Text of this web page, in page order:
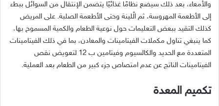
والأمعاء، بعد ذلك سيضع نظامًا غذائيًا يتضمن الإنتقال من السوائل ببطء
إلى الأطعمة المهروسة، ثم الّلينة وحتى الأطعمة الصلبة. على المريض
كذلك التقيد ببعض التعليمات حول نوعية الطعام والكمية المسموح بها،
كما ينبغي تناول مكملات الفيتامينات والمعادن، بما في ذلك الفيتامينات
المتعددة مع الحديد والكالسيوم وفيتامين ب
لتعويض نقص
الفيتامينات الناتج عن عدم امتصاص جزء كبير من الطعام بعد العملية.
تكميم المعدة